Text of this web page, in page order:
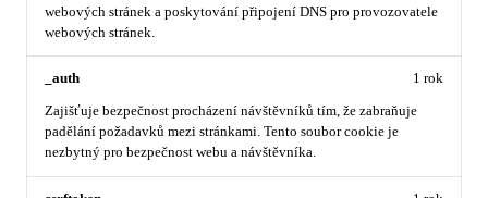
webových stránek a poskytování připojení DNS pro provozovatele
webových stránek.
_auth
Zajišťuje bezpečnost procházení návštěvníků tím, že zabraňuje
padělání požadavků mezi stránkami. Tento soubor cookie je
nezbytný pro bezpečnost webu a návštěvníka.
1 rok